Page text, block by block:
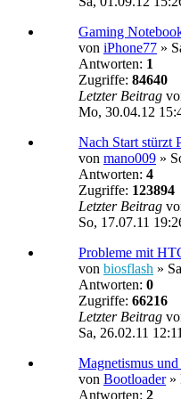
Gaming
von iPhone77 »
Antworten: 1
Zugriffe: 84640
Letzter Beitrag
Mo, 30.04.12
Nach Start stürzt
von mano009 »
Antworten: 4
Zugriffe: 123894
Letzter Beitrag
So, 17.07.11
Probleme mit
von biosflash »
Antworten: 0
Zugriffe: 66216
Letzter Beitrag
Sa, 26.02.11 12:11
Magnetismus
von Bootloader»
Antworten: 2